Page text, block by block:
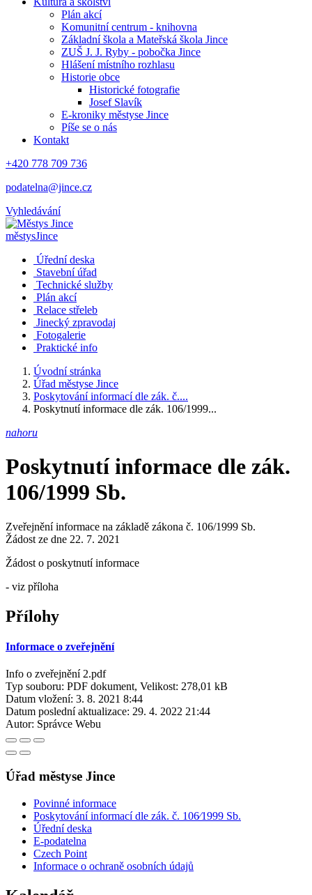
Plán akcí
Komunitní centrum - knihovna
Základní škola a Mateřská škola Jince
ZUŠ J. J. Ryby - pobočka Jince
Hlášení místního rozhlasu
Historie obce
Historické fotografie
Josef Slavík
E-kroniky městyse Jince
Píše se o nás
Kontakt
+420 778 709 736
podatelna@jince.cz
Vyhledávání
městysJince
Úřední deska
Stavební úřad
Technické služby
Plán akcí
Relace střeleb
Jinecký zpravodaj
Fotogalerie
Praktické info
Úvodní stránka
Úřad městyse Jince
Poskytování informací dle zák. č....
Poskytnutí informace dle zák. 106/1999...
nahoru
Poskytnutí informace dle zák.
106/1999 Sb.
Zveřejnění informace na základě zákona č. 106/1999 Sb.
Žádost ze dne 22. 7. 2021
Žádost o poskytnutí informace
- viz příloha
Přílohy
Informace o zveřejnění
Info o zveřejnění 2.pdf
Typ souboru: PDF dokument, Velikost: 278,01 kB
Datum vložení: 3. 8. 2021 8:44
Datum poslední aktualizace: 29. 4. 2022 21:44
Autor: Správce Webu
Úřad městyse Jince
Povinné informace
Poskytování informací dle zák. č. 106⁄1999 Sb.
Úřední deska
E-podatelna
Czech Point
Informace o ochraně osobních údajů